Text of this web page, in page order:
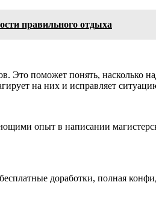
правильного отдыха
поможет понять, насколько
на них и исправляет
опыт в написании
доработки, полная